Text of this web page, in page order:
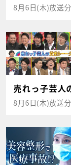
8月6日(木)放送分
売れっ子芸人
8月6日(木)放送分